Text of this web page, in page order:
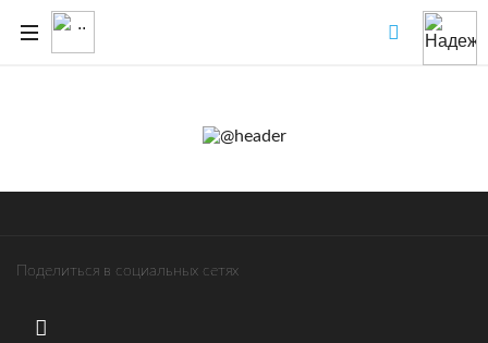
Поделиться в социальных сетях